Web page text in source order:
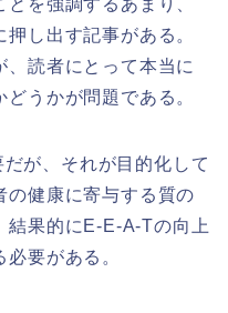
を強調するあまり、
し出す記事がある。
読者にとって本当に
うかが問題である。
が、それが目的化して
の健康に寄与する質の
結果的にE-E-A-Tの向上
要がある。